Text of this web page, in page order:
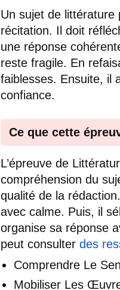
Un sujet de littérature
récitation. Il doit
une réponse
reste fragile. En
faiblesses. Ensuite, il
confiance.
Ce que cette
L’épreuve de
compréhension du
qualité de la
avec calme. Puis, il
organise sa réponse
peut consulter des
Comprendre Le
Mobiliser Les